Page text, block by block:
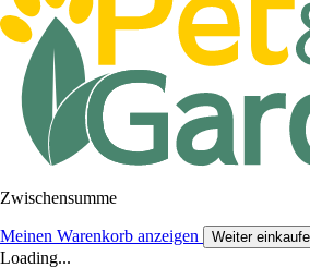
Zwischensumme
Meinen Warenkorb anzeigen Weiter
Loading...